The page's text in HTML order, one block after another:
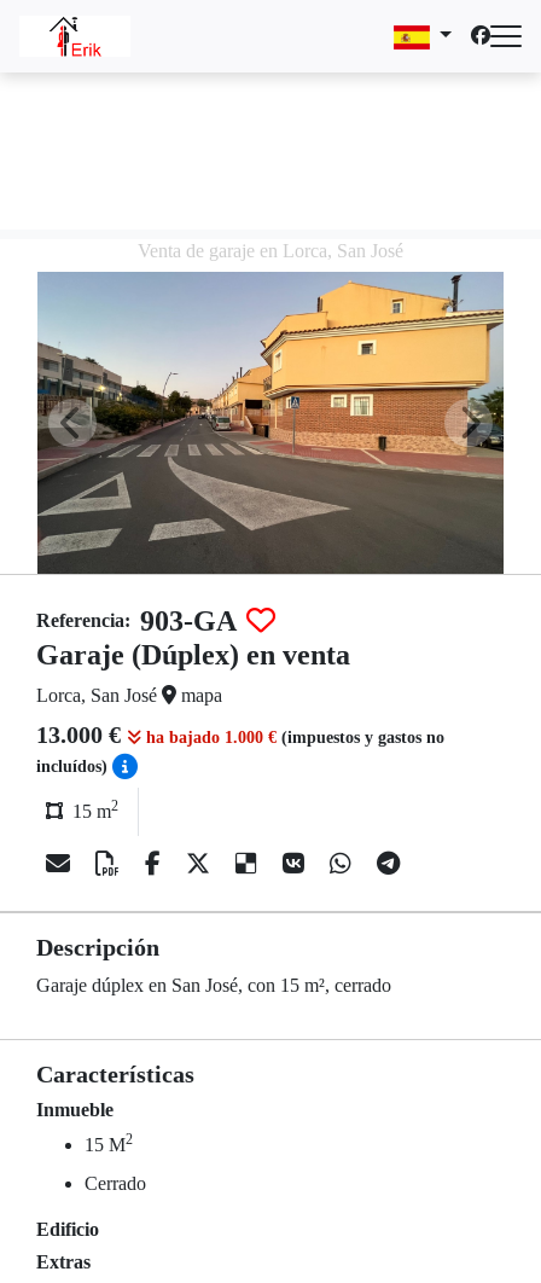
Venta de garaje en Lorca, San José
Referencia: 903-GA
Garaje (Dúplex) en venta
Lorca, San José mapa
13.000 € ha bajado 1.000 € (impuestos y gastos no
incluídos)
15 m2
Descripción
Garaje dúplex en San José, con 15 m², cerrado
Características
Inmueble
15 M2
Cerrado
Edificio
Extras